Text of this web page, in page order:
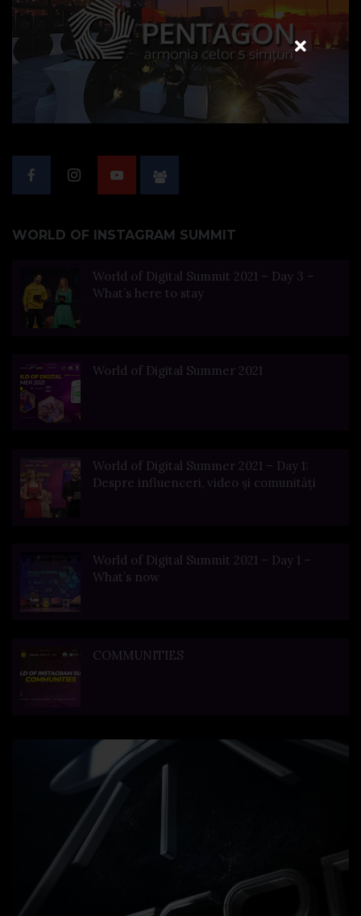
WORLD OF INSTAGRAM SUMMIT
World of Digital Summit 2021 – Day 3 –
What’s here to stay
World of Digital Summer 2021
World of Digital Summer 2021 – Day 1:
Despre influenceri, video și comunități
World of Digital Summit 2021 – Day 1 –
What’s now
COMMUNITIES